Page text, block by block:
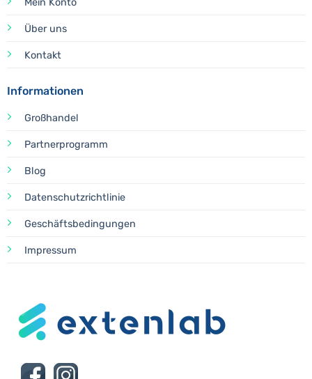
Mein Konto
Über uns
Kontakt
Informationen
Großhandel
Partnerprogramm
Blog
Datenschutzrichtlinie
Geschäftsbedingungen
Impressum